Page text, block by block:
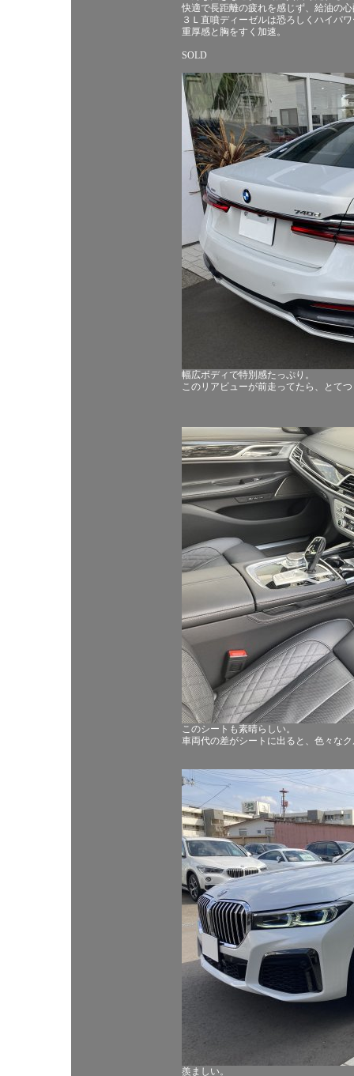
快適で長距離の疲れを感じず、給油の
３Ｌ直噴ディーゼルは恐ろしくハイパ
重厚感と胸をすく加速。
SOLD
幅広ボディで特別感たっぷり。
このリアビューが前走ってたら、とて
このシートも素晴らしい。
車両代の差がシートに出ると、色々な
羨ましい。